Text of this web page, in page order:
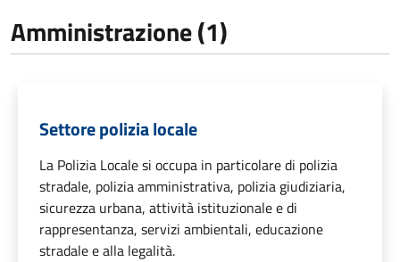
Amministrazione (1)
Settore polizia locale
La Polizia Locale si occupa in particolare di polizia
stradale, polizia amministrativa, polizia giudiziaria,
sicurezza urbana, attività istituzionale e di
rappresentanza, servizi ambientali, educazione
stradale e alla legalità.